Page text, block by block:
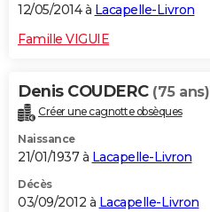
12/05/2014 à Lacapelle-Livron
Famille VIGUIE
Denis COUDERC (75 ans)
Créer une cagnotte obsèques
Naissance
21/01/1937 à Lacapelle-Livron
Décès
03/09/2012 à Lacapelle-Livron